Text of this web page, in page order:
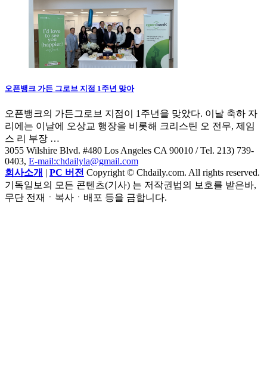
오픈뱅크 가든 그로브 지점 1주년 맞아
오픈뱅크의 가든그로브 지점이 1주년을 맞았다. 이날 축하 자
리에는 이날에 오상교 행장을 비롯해 크리스틴 오 전무, 제임
스 리 부장 …
3055 Wilshire Blvd. #480 Los Angeles CA 90010 / Tel. 213) 739-
0403, E-mail:chdailyla@gmail.com
회사소개 | PC 버전 Copyright © Chdaily.com. All rights reserved.
기독일보의 모든 콘텐츠(기사) 는 저작권법의 보호를 받은바,
무단 전재ㆍ복사ㆍ배포 등을 금합니다.